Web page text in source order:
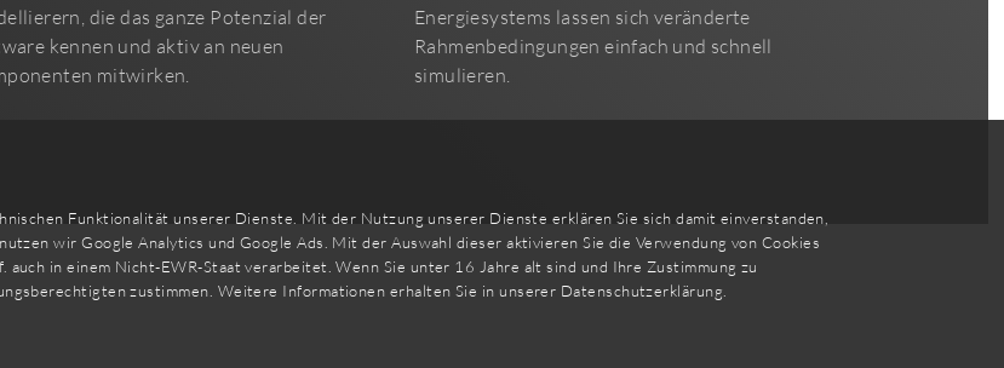
Funktionalität unserer Dienste. Mit der Nutzung unserer Dienste erklären Sie sich damit einverstanden,
wir Google Analytics und Google Ads. Mit der Auswahl dieser aktivieren Sie die Verwendung von Cookies
in einem Nicht-EWR-Staat verarbeitet. Wenn Sie unter 16 Jahre alt sind und Ihre Zustimmung zu
zustimmen. Weitere Informationen erhalten Sie in unserer Datenschutzerklärung
die das ganze Potenzial der
kennen und aktiv an neuen
mitwirken.
Energiesystems lassen sich veränderte
Rahmenbedingungen einfach und schnell
simulieren.